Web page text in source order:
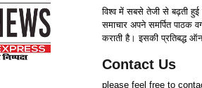
विश्व में सबसे तेजी से बढ़ती हुई
समाचार अपने समर्पित पाठक
कराती है। इसकी प्रतिबद्ध
Contact Us
please feel free to